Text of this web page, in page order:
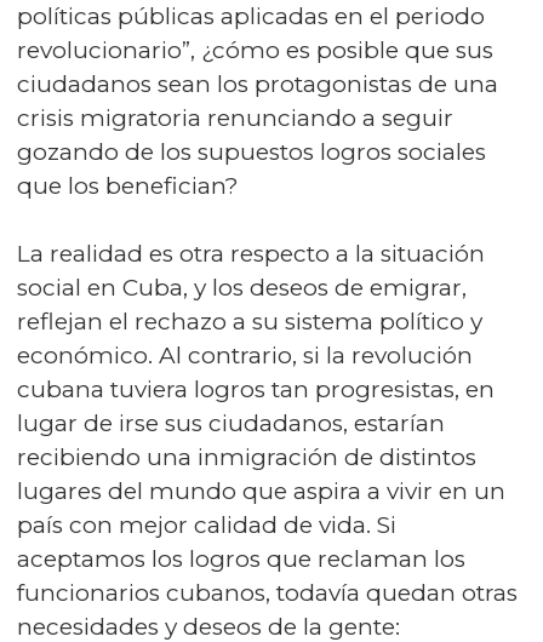
políticas públicas aplicadas en el periodo
revolucionario”, ¿cómo es posible que sus
ciudadanos sean los protagonistas de una
crisis migratoria renunciando a seguir
gozando de los supuestos logros sociales
que los benefician?
La realidad es otra respecto a la situación
social en Cuba, y los deseos de emigrar,
reflejan el rechazo a su sistema político y
económico. Al contrario, si la revolución
cubana tuviera logros tan progresistas, en
lugar de irse sus ciudadanos, estarían
recibiendo una inmigración de distintos
lugares del mundo que aspira a vivir en un
país con mejor calidad de vida. Si
aceptamos los logros que reclaman los
funcionarios cubanos, todavía quedan otras
necesidades y deseos de la gente: